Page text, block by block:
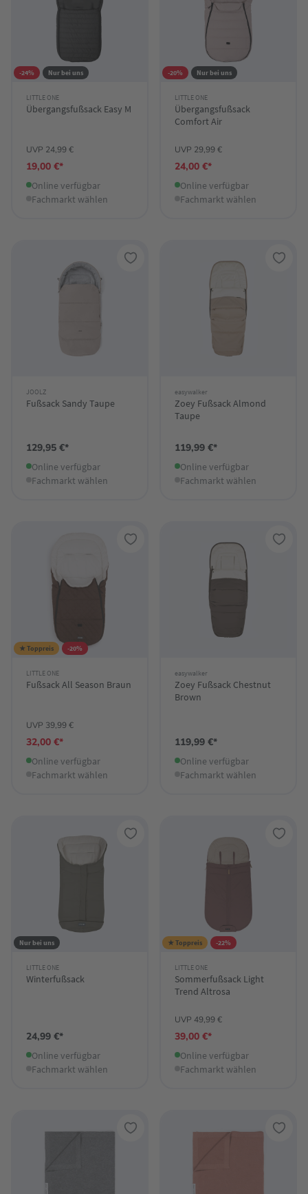
-24% Nur bei uns
LITTLE ONE
Übergangsfußsack Easy M
UVP 24,99 €
19,00 €*
Online verfügbar
Fachmarkt wählen
-20% Nur bei uns
LITTLE ONE
Übergangsfußsack
Comfort Air
UVP 29,99 €
24,00 €*
Online verfügbar
Fachmarkt wählen
JOOLZ
Fußsack Sandy Taupe
129,95 €*
Online verfügbar
Fachmarkt wählen
easywalker
Zoey Fußsack Almond
Taupe
119,99 €*
Online verfügbar
Fachmarkt wählen
★ Toppreis -20%
LITTLE ONE
Fußsack All Season Braun
UVP 39,99 €
32,00 €*
Online verfügbar
Fachmarkt wählen
easywalker
Zoey Fußsack Chestnut
Brown
119,99 €*
Online verfügbar
Fachmarkt wählen
Nur bei uns
LITTLE ONE
Winterfußsack
24,99 €*
Online verfügbar
Fachmarkt wählen
★ Toppreis -22%
LITTLE ONE
Sommerfußsack Light
Trend Altrosa
UVP 49,99 €
39,00 €*
Online verfügbar
Fachmarkt wählen